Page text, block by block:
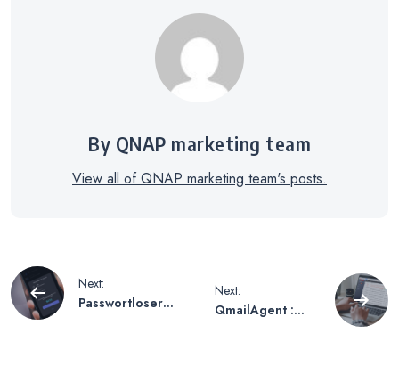
By QNAP marketing team
View all of QNAP marketing team's posts.
Beitrags-
Navigation
Next:
Passwortloser
Next:
QmailAgent :
NAS , um E-Mails